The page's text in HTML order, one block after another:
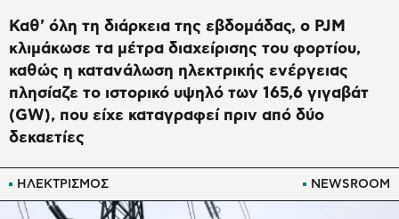
ΗΛΕΚΤΡΙΣΜΟΣ NEWSROOM
Καθ' όλη τη διάρκεια της εβδομάδας, ο PJM
κλιμάκωσε τα μέτρα διαχείρισης του φορτίου,
καθώς η κατανάλωση ηλεκτρικής ενέργειας
πλησίαζε το ιστορικό υψηλό των 165,6 γιγαβάτ
(GW), που είχε καταγραφεί πριν από δύο
δεκαετίες